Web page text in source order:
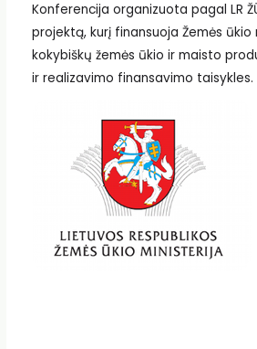
Konferencija organizuota pagal LR
projektą, kurį finansuoja Žemės
kokybiškų žemės ūkio ir maisto
ir realizavimo finansavimo taisykles.